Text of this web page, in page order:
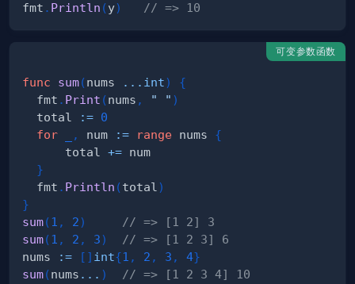
fmt . Println (y) // => 10
可变参数函数
func sum(nums ... int)
{
  fmt
. Print (nums , " " )
  total
:= 0
for
, num := range nums {
      total
+=
}
  fmt
. Println (total)
}
sum(1 , 2)
// => [1 2] 3
sum(1 , 2 , 3)
// => [1 2 3] 6
nums
:= [ ] int{1 , 2 , 3 , 4}
sum(nums ... )
// => [1 2 3 4] 10